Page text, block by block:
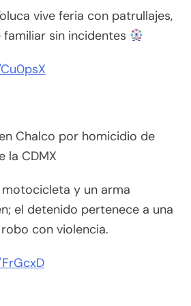
vive feria con patrullajes,
sin incidentes
Chalco por homicidio de
la CDMX
motocicleta y un arma
el detenido pertenece a una
con violencia.